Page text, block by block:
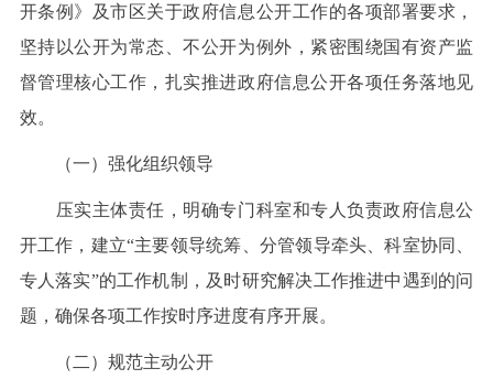
开条例》及市区关于政府信息公开工作的各项部署要求，
坚持以公开为常态、不公开为例外，紧密围绕国有资产监
督管理核心工作，扎实推进政府信息公开各项任务落地见
效。
（一）强化组织领导
压实主体责任，明确专门科室和专人负责政府信息公
开工作，建立“主要领导统筹、分管领导牵头、科室协同、
专人落实”的工作机制，及时研究解决工作推进中遇到的问
题，确保各项工作按时序进度有序开展。
（二）规范主动公开